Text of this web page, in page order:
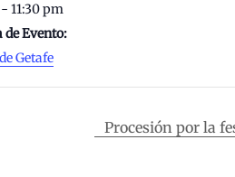
11:30 pm
de Evento:
Getafe
Procesión por la